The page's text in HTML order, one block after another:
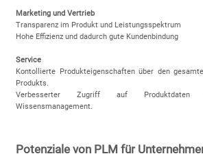
Marketing und Vertrieb
Transparenz im Produkt und Leistungsspektrum
Hohe Effizienz und dadurch gute Kundenbindung
Service
Kontollierte Produkteigenschaften über den
Produkts.
Verbesserter Zugriff auf Produktdaten
Wissensmanagement.
Potenziale von PLM für